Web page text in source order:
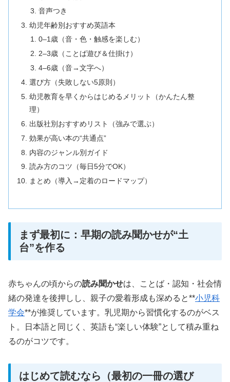
音声つき
幼児年齢別おすすめ英語本
0–1歳（音・色・触感を楽しむ）
2–3歳（ことば遊び＆仕掛け）
4–6歳（音→文字へ）
選び方（失敗しない5原則）
幼児教育を早くからはじめるメリット（かんたん整
理）
出版社別おすすめリスト（強みで選ぶ）
効果が高い本の“共通点”
内容のジャンル別ガイド
読み方のコツ（毎日5分でOK）
まとめ（導入→定着のロードマップ）
まず最初に：早期の読み聞かせが“土
台”を作る
赤ちゃんの頃からの読み聞かせは、ことば・認知・社会情
緒の発達を後押しし、親子の愛着形成も深めると**小児科
学会**が推奨しています。乳児期から習慣化するのがベス
ト。日本語と同じく、英語も“楽しい体験”として積み重ね
るのがコツです。
はじめて読むなら（最初の一冊の選び